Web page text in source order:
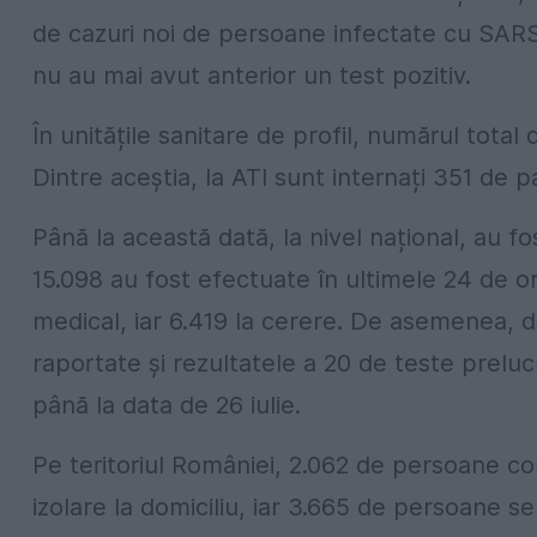
de cazuri noi de persoane infectate cu
nu au mai avut anterior un test pozitiv.
În unitățile sanitare de profil, numărul total
Dintre aceștia, la ATI sunt internați 351 de
Până la această dată, la nivel național, au
15.098 au fost efectuate în ultimele 24 de
medical, iar 6.419 la cerere. De
raportate și rezultatele a 20 de teste
până la data de 26 iulie.
Pe teritoriul României, 2.062 de persoane
izolare la domiciliu, iar 3.665 de persoane